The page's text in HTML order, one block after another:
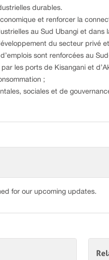
durables.
et renforcer la
au Sud Ubangi et dans
du secteur privé
sont renforcées au
les ports de Kisangani et
;
sociales et de
for our upcoming updates.